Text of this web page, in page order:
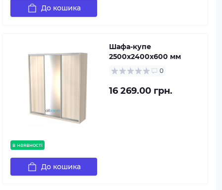
До кошика
в наявності
Шафа-купе
2500х2400х600 мм
0
16 269.00 грн.
До кошика